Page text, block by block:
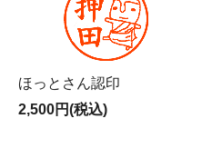
ほっとさん認印
2,500円(税込)